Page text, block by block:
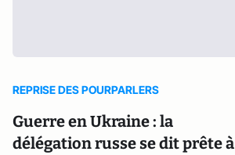
REPRISE DES POURPARLERS
Guerre en Ukraine : la
délégation russe se dit prête à